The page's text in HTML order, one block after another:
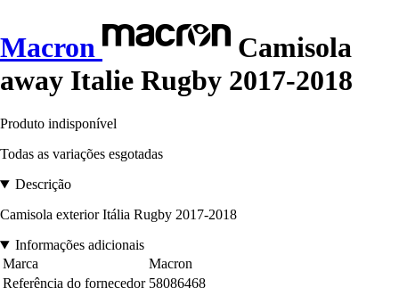
Macron
Camisola
away Italie Rugby 2017-2018
Produto indisponível
Todas as variações esgotadas
Descrição
Camisola exterior Itália Rugby 2017-2018
Informações adicionais
Marca
Macron
Referência do fornecedor 58086468